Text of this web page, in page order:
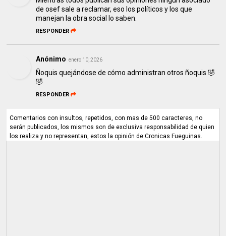
de osef sale a reclamar, eso los políticos y los que
manejan la obra social lo saben.
RESPONDER
Anónimo enero 10, 2026
Ñoquis quejándose de cómo administran otros ñoquis 🤣
🤣
RESPONDER
Comentarios con insultos, repetidos, con mas de 500 caracteres, no
serán publicados, los mismos son de exclusiva responsabilidad de quien
los realiza y no representan, estos la opinión de Cronicas Fueguinas.